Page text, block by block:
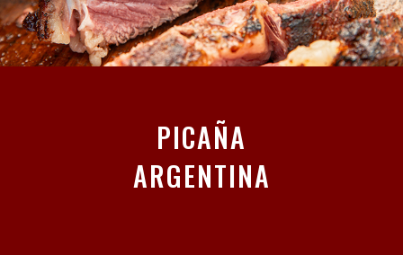
PICAÑA
ARGENTINA